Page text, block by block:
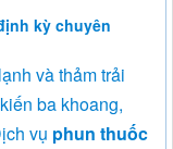
kỳ chuyên
và thảm trải
ba khoang,
vụ phun thuốc